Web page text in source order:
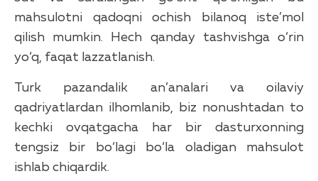
mahsulotni qadoqni ochish bilanoq iste’mol
qilish mumkin. Hech qanday tashvishga o‘rin
yo‘q, faqat lazzatlanish.
Turk pazandalik an’analari va oilaviy
qadriyatlardan ilhomlanib, biz nonushtadan to
kechki ovqatgacha har bir dasturxonning
tengsiz bir bo‘lagi bo‘la oladigan mahsulot
ishlab chiqardik.